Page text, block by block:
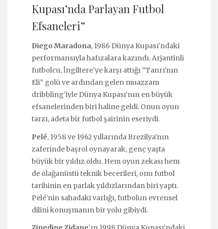
Kupası’nda Parlayan Futbol
Efsaneleri”
Diego Maradona, 1986 Dünya Kupası’ndaki
performansıyla hafızalara kazındı. Arjantinli
futbolcu, İngiltere'ye karşı attığı “Tanrı'nın
Eli” golü ve ardından gelen muazzam
dribbling'iyle Dünya Kupası’nın en büyük
efsanelerinden biri haline geldi. Onun oyun
tarzı, adeta bir futbol şairinin eseriydi.
Pelé, 1958 ve 1962 yıllarında Brezilya'nın
zaferinde başrol oynayarak, genç yaşta
büyük bir yıldız oldu. Hem oyun zekası hem
de olağanüstü teknik becerileri, onu futbol
tarihinin en parlak yıldızlarından biri yaptı.
Pelé'nin sahadaki varlığı, futbolun evrensel
dilini konuşmanın bir yolu gibiydi.